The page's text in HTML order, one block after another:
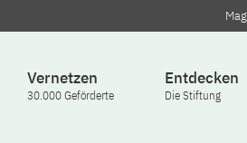
Vernetzen
30.000 Geförderte
Entdecken
Die Stiftung